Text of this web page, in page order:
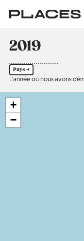
contenu
2019
Pays ➔
L'année où nous avons
+
−